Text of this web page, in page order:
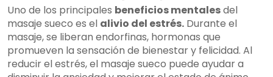
Uno de los principales beneficios mentalesdel
masaje sueco es el alivio del estrés. Durante el
masaje, se liberan endorfinas, hormonas que
promueven la sensación de bienestar y felicidad. Al
reducir el estrés, el masaje sueco puede ayudar a